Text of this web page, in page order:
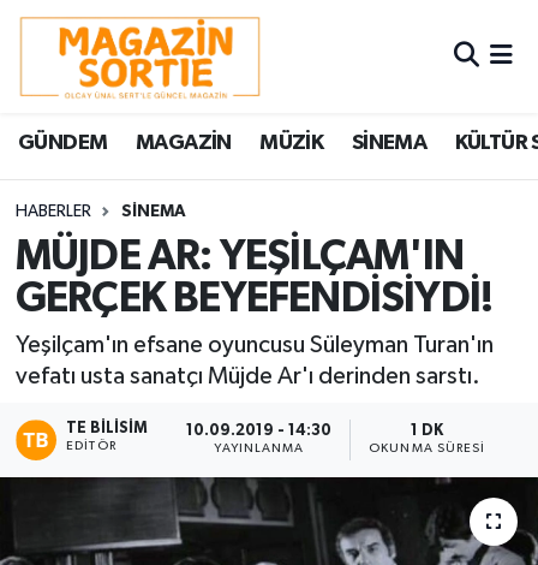
GÜNDEM MAGAZİN MÜZİK SİNEMA KÜLTÜR
HABERLER SİNEMA
MÜJDE AR: YEŞİLÇAM'IN
GERÇEK BEYEFENDİSİYDİ!
Yeşilçam'ın efsane oyuncusu Süleyman Turan'ın
vefatı usta sanatçı Müjde Ar'ı derinden sarstı.
TE BILISIM
EDITÖR
10.09.2019 - 14:30
YAYINLANMA
1 DK
OKUNMA SÜRESI
Nöbetçi Eczaneler
Hava Durumu
Trafik Durumu
Süper Lig Puan Durumu ve Fikstür
Tüm Manşetler